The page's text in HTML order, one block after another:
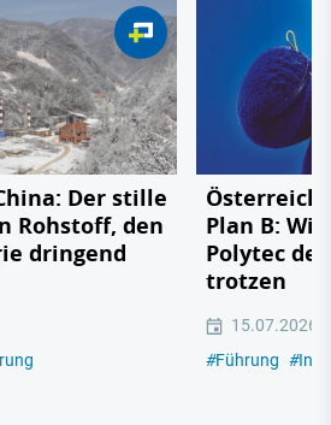
Der stille
Rohstoff, den
dringend
Plan B:
Polytec
trotzen
15.07.2026
#Führung #